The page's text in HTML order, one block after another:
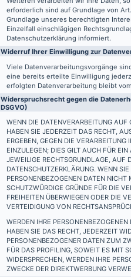
erforderlich sind auf Grundlage von
Grundlage unseres berechtigten
Einzelfall einschlägigen
Datenschutzerklärung informiert.
Widerruf Ihrer Einwilligung zur
Viele Datenverarbeitungsvorgänge
eine bereits erteilte Einwilligung
erfolgten Datenverarbeitung bleibt
Widerspruchsrecht gegen die
DSGVO)
WENN DIE DATENVERARBEITUNG
HABEN SIE JEDERZEIT DAS RECHT,
ERGEBEN, GEGEN DIE
EINZULEGEN; DIES GILT AUCH FÜR
JEWEILIGE RECHTSGRUNDLAGE, AUF
DATENSCHUTZERKLÄRUNG. WENN
PERSONENBEZOGENEN DATEN
SCHUTZWÜRDIGE GRÜNDE FÜR DIE
FREIHEITEN ÜBERWIEGEN ODER DIE
VERTEIDIGUNG VON
WERDEN IHRE
HABEN SIE DAS RECHT, JEDERZEIT
PERSONENBEZOGENER DATEN ZUM
FÜR DAS PROFILING, SOWEIT ES MIT
WIDERSPRECHEN, WERDEN IHRE
ZWECKE DER DIREKTWERBUNG